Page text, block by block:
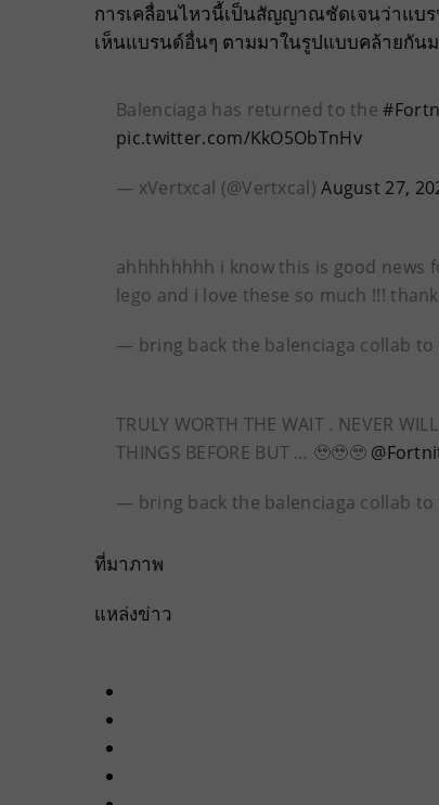
การเคลื่อนไหวนี้เป็นสัญญาณชัดเจนว่าแบร
เห็นแบรนด์อื่นๆ ตามมาในรูปแบบคล้ายกัน
Balenciaga has returned to the
pic.twitter.com/KkO5ObTnHv
— xVertxcal (@Vertxcal)August 27,
ahhhhhhhh i know this is good news
lego and i love these so much !!!
— bring back the balenciaga collab to
TRULY WORTH THE WAIT . NEVER
THINGS BEFORE BUT … 🥹🥹🥹
— bring back the balenciaga collab to
ที่มาภาพ
แหล่งข่าว